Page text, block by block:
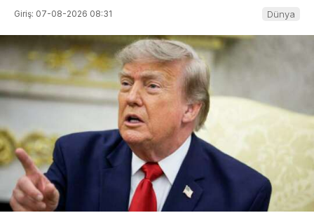
Giriş: 07-08-2026 08:31 Dünya